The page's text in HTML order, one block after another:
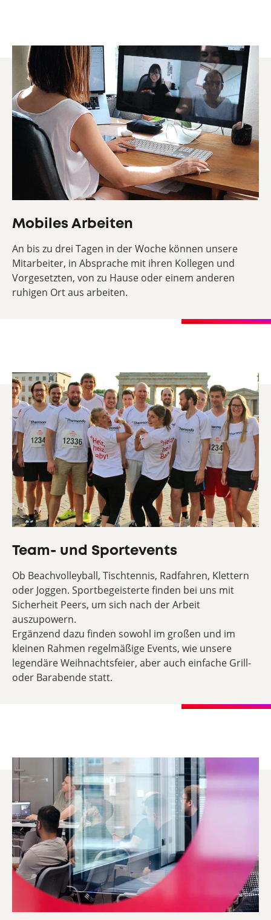
Mobiles Arbeiten
An bis zu drei Tagen in der Woche können unsere
Mitarbeiter, in Absprache mit ihren Kollegen und
Vorgesetzten, von zu Hause oder einem anderen
ruhigen Ort aus arbeiten.
Team- und Sportevents
Ob Beachvolleyball, Tischtennis, Radfahren, Klettern
oder Joggen. Sportbegeisterte finden bei uns mit
Sicherheit Peers, um sich nach der Arbeit
auszupowern.
Ergänzend dazu finden sowohl im großen und im
kleinen Rahmen regelmäßige Events, wie unsere
legendäre Weihnachtsfeier, aber auch einfache Grill-
oder Barabende statt.